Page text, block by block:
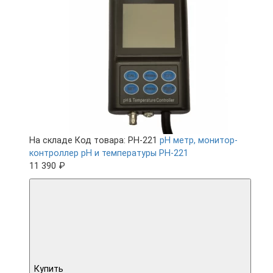
На складе Код товара: PH-221 pH метр, монитор-
контроллер pH и температуры PH-221
11 390 ₽
Купить